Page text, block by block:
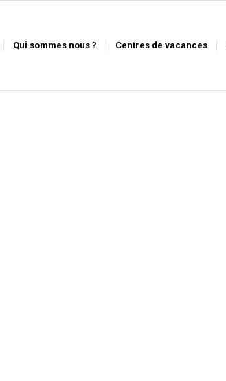
Qui sommes nous ? Centres de vacances